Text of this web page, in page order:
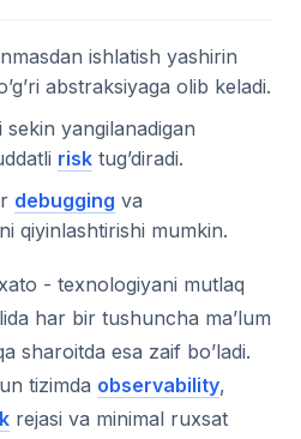
ishlatish yashirin
abstraksiyaga olib keladi.
sekin yangilanadigan
risk tug’diradi.
debugging va
qiyinlashtirishi mumkin.
- texnologiyani mutlaq
har bir tushuncha ma’lum
sharoitda esa zaif bo’ladi.
tizimda observability,
rejasi va minimal ruxsat